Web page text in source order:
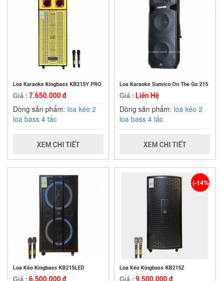
Loa Karaoke Kingbass KB215Y PRO
Giá : 7.650.000 đ
Dòng sản phẩm: loa kéo 2
loa bass 4 tấc
XEM CHI TIẾT
Loa Karaoke Sumico On The Go 215
Giá : Liên Hệ
Dòng sản phẩm: loa kéo 2
loa bass 4 tấc
XEM CHI TIẾT
Loa Kéo Kingbass KB215LED
Giá : 6.500.000 đ
Loa Kéo Kingbass KB215Z
Giá : 9.500.000 đ
(-14%)